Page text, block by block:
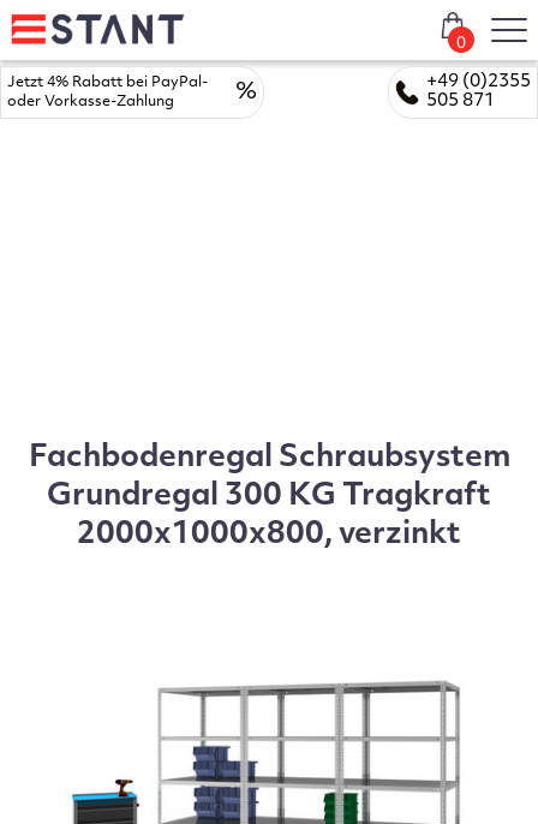
+49 (0)2355
505 871
Jetzt 4% Rabatt bei PayPal-
oder Vorkasse-Zahlung
%
0
Fachbodenregal Schraubsystem
Grundregal 300 KG Tragkraft
2000x1000x800, verzinkt